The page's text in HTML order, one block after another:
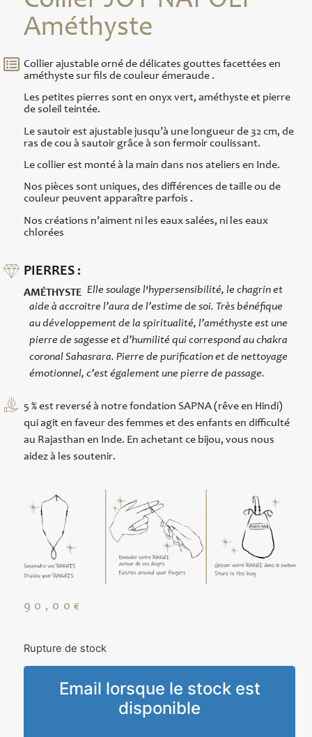
Améthyste
Collier ajustable orné de délicates gouttes facettées en
améthyste sur fils de couleur émeraude .
Les petites pierres sont en onyx vert, améthyste et pierre
de soleil teintée.
Le sautoir est ajustable jusqu’à une longueur de 32 cm, de
ras de cou à sautoir grâce à son fermoir coulissant.
Le collier est monté à la main dans nos ateliers en Inde.
Nos pièces sont uniques, des différences de taille ou de
couleur peuvent apparaître parfois .
Nos créations n’aiment ni les eaux salées, ni les eaux
chlorées
PIERRES :
AMÉTHYSTE Elle soulage l'hypersensibilité, le chagrin et
aide à accroitre l’aura de l’estime de soi. Très bénéfique
au développement de la spiritualité, l’améthyste est une
pierre de sagesse et d’humilité qui correspond au chakra
coronal Sahasrara. Pierre de purification et de nettoyage
émotionnel, c’est également une pierre de passage.
5 % est reversé à notre fondation SAPNA (rêve en Hindi)
qui agit en faveur des femmes et des enfants en difficulté
au Rajasthan en Inde. En achetant ce bijou, vous nous
aidez à les soutenir.
90,00 €
Rupture de stock
Email lorsque le stock est
disponible